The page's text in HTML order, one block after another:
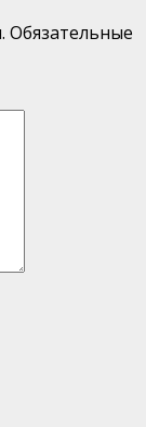
Обязательные